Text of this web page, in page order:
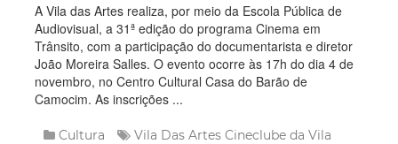
A Vila das Artes realiza, por meio da Escola Pública de
Audiovisual, a 31ª edição do programa Cinema em
Trânsito, com a participação do documentarista e diretor
João Moreira Salles. O evento ocorre às 17h do dia 4 de
novembro, no Centro Cultural Casa do Barão de
Camocim. As inscrições ...
Cultura Vila Das Artes Cineclube da Vila